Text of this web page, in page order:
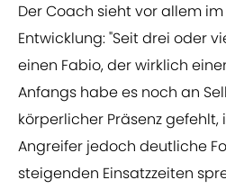
Der Coach sieht vor allem
Entwicklung: "Seit drei oder
einen Fabio, der wirklich
Anfangs habe es noch an
körperlicher Präsenz
Angreifer jedoch deutliche
steigenden Einsatzzeiten